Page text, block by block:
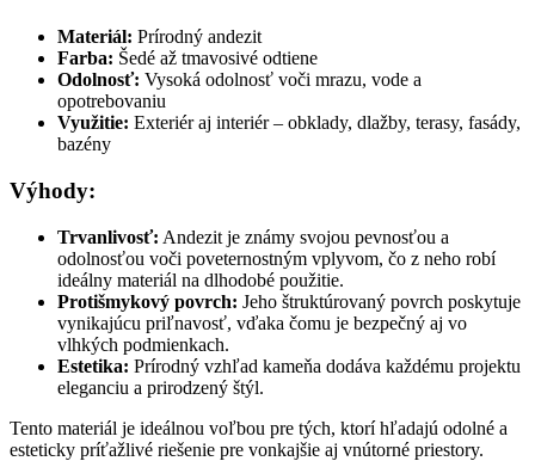
Materiál: Prírodný andezit
Farba: Šedé až tmavosivé odtiene
Odolnosť: Vysoká odolnosť voči mrazu, vode a
opotrebovaniu
Využitie: Exteriér aj interiér – obklady, dlažby, terasy, fasády,
bazény
Výhody:
Trvanlivosť: Andezit je známy svojou pevnosťou a
odolnosťou voči poveternostným vplyvom, čo z neho robí
ideálny materiál na dlhodobé použitie.
Protišmykový povrch: Jeho štruktúrovaný povrch poskytuje
vynikajúcu priľnavosť, vďaka čomu je bezpečný aj vo
vlhkých podmienkach.
Estetika: Prírodný vzhľad kameňa dodáva každému projektu
eleganciu a prirodzený štýl.
Tento materiál je ideálnou voľbou pre tých, ktorí hľadajú odolné a
esteticky príťažlivé riešenie pre vonkajšie aj vnútorné priestory.